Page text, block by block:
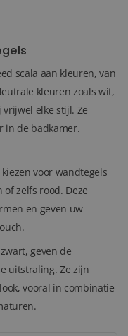
scala aan kleuren, van
kleuren zoals wit,
elke stijl. Ze
in de badkamer.
voor wandtegels
zelfs rood. Deze
en geven uw
geven de
uitstraling. Ze zijn
vooral in combinatie